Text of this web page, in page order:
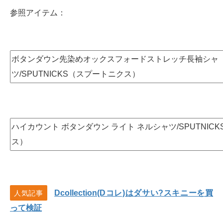
参照アイテム：
人気記事
Dcollection(Dコレ)はダサい?スキニーを買
って検証